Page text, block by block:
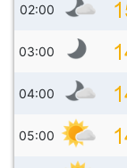
02:00
03:00
04:00
05:00